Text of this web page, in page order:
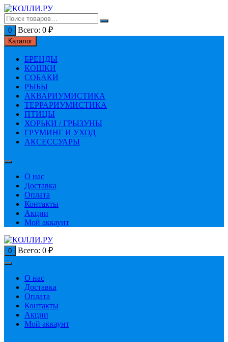
Перейти
к
содержимому
0 Всего: 0 ₽
Каталог
БРЕНДЫ
КОШКИ
СОБАКИ
РЫБЫ
АКВАРИУМИСТИКА
ТЕРРАРИУМИСТИКА
ПТИЦЫ
ХОРЬКИ / ГРЫЗУНЫ
ГРУМИНГ И УХОД
АКСЕССУАРЫ
О нас
Доставка
Оплата
Контакты
Акции
Мой аккаунт
0 Всего: 0 ₽
О нас
Доставка
Оплата
Контакты
Акции
Мой аккаунт